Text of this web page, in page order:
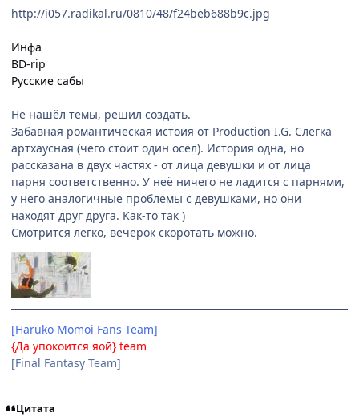
http://i057.radikal.ru/0810/48/f24beb688b9c.jpg
Инфа
BD-rip
Русские сабы
Не нашёл темы, решил создать.
Забавная романтическая истоия от Production I.G. Слегка
артхаусная (чего стоит один осёл). История одна, но
рассказана в двух частях - от лица девушки и от лица
парня соответственно. У неё ничего не ладится с парнями,
у него аналогичные проблемы с девушками, но они
находят друг друга. Как-то так )
Смотрится легко, вечерок скоротать можно.
[Haruko Momoi Fans Team]
{Да упокоится яой} team
[Final Fantasy Team]
Цитата